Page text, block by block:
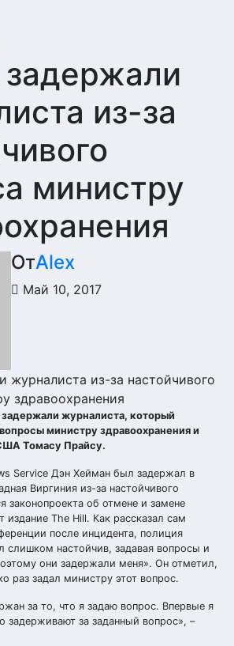
из-за
министру
ОтAlex
Май 10, 2017
из-за настойчивого
здравоохранения
журналиста, который
министру здравоохранения и
Томасу Прайсу.
Service Дэн Хейман был задержал в
Виргиния из-за настойчивого
законопроекта об отмене и замене
издание The Hill. Как рассказал сам
после инцидента, полиция
слишком настойчив, задавая вопросы и
они задержали меня». Он отметил,
раз задал министру этот вопрос.
за то, что я задаю вопрос. Впервые я
задерживают за заданный вопрос», –